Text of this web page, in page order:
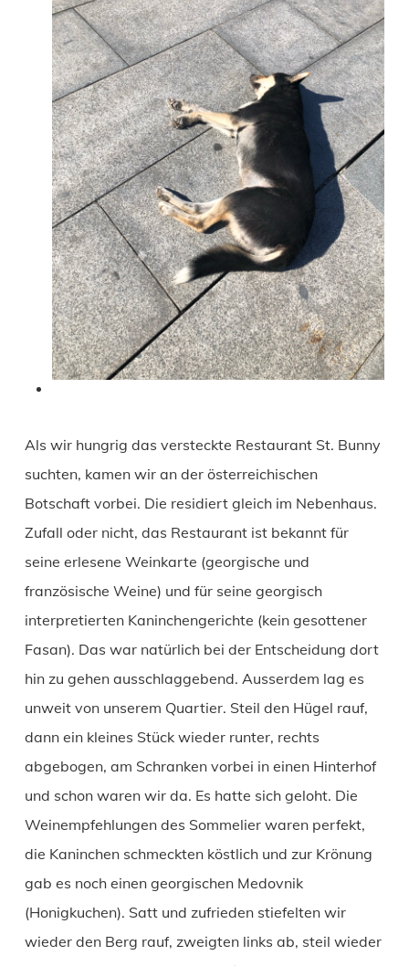
Als wir hungrig das versteckte Restaurant St. Bunny
suchten, kamen wir an der österreichischen
Botschaft vorbei. Die residiert gleich im Nebenhaus.
Zufall oder nicht, das Restaurant ist bekannt für
seine erlesene Weinkarte (georgische und
französische Weine) und für seine georgisch
interpretierten Kaninchengerichte (kein gesottener
Fasan). Das war natürlich bei der Entscheidung dort
hin zu gehen ausschlaggebend. Ausserdem lag es
unweit von unserem Quartier. Steil den Hügel rauf,
dann ein kleines Stück wieder runter, rechts
abgebogen, am Schranken vorbei in einen Hinterhof
und schon waren wir da. Es hatte sich geloht. Die
Weinempfehlungen des Sommelier waren perfekt,
die Kaninchen schmeckten köstlich und zur Krönung
gab es noch einen georgischen Medovnik
(Honigkuchen). Satt und zufrieden stiefelten wir
wieder den Berg rauf, zweigten links ab, steil wieder